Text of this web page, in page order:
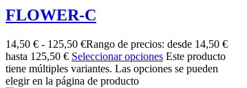
FLOWER-C
14,50 € - 125,50 €Rango de precios: desde 14,50 €
hasta 125,50 € Seleccionar opciones Este producto
tiene múltiples variantes. Las opciones se pueden
elegir en la página de producto